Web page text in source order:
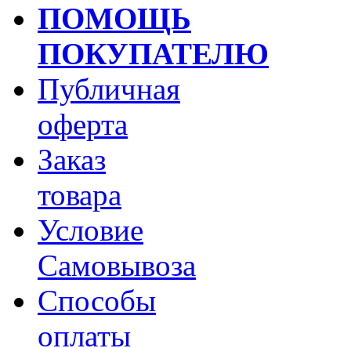
ПОМОЩЬ
ПОКУПАТЕЛЮ
Публичная
оферта
Заказ
товара
Условие
Самовывоза
Способы
оплаты